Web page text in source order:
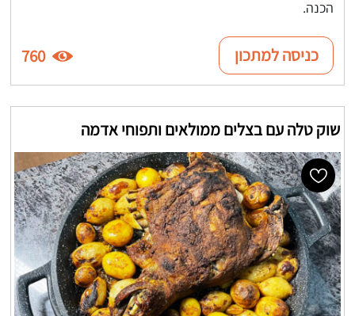
הכנה.
כניסה למתכון 760
שוק טלה עם בצלים ממולאים ותפוחי אדמה